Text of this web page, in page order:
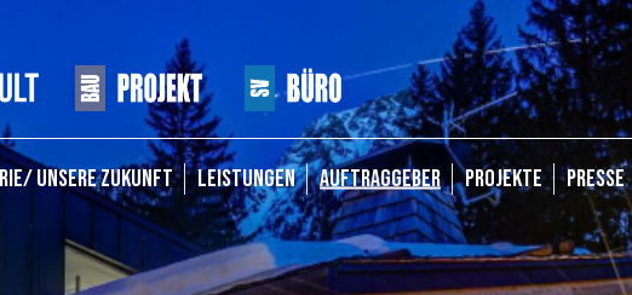
UNSERE ZUKUNFT LEISTUNGEN AUFTRAGGEBER PROJEKTE PRESSE